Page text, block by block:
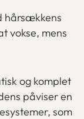
hårsækkens
vokse, mens
og komplet
påviser en
som